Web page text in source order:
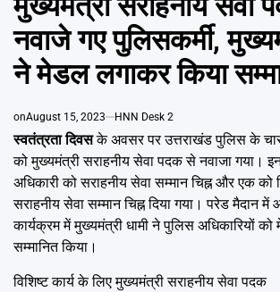
नवाजे गए पुलिसकर्मी,
ने मेडल लगाकर किया
onAugust 15, 2023 HNN Desk 2
स्वतंत्रता दिवसके अवसर पर उत्तराखंड पुलिस के
को मुख्यमंत्री सराहनीय सेवा पदक से नवाजा गया।
अधिकारी को सराहनीय सेवा सम्मान चिह्न और एक को
सराहनीय सेवा सम्मान चिह्न दिया गया। परेड मैदान
कार्यक्रम में मुख्यमंत्री धामी ने पुलिस अधिकारियों
सम्मानित किया।
विशिष्ट कार्य के लिए मुख्यमंत्री सराहनीय सेवा पदक